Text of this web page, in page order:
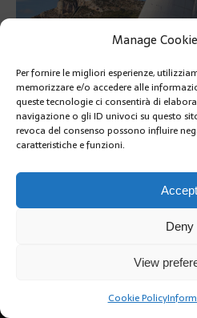
Manage
Per fornire le migliori esperienze,
memorizzare e/o accedere alle
queste tecnologie ci consentirà di
navigazione o gli ID univoci su questo
revoca del consenso possono influire
caratteristiche e funzioni.
Accept
Deny
View
Cookie Policy
Day 4
PRÉCÉDENT